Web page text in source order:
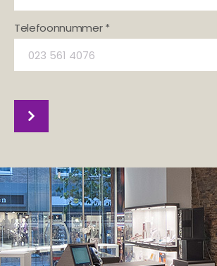
Telefoonnummer *